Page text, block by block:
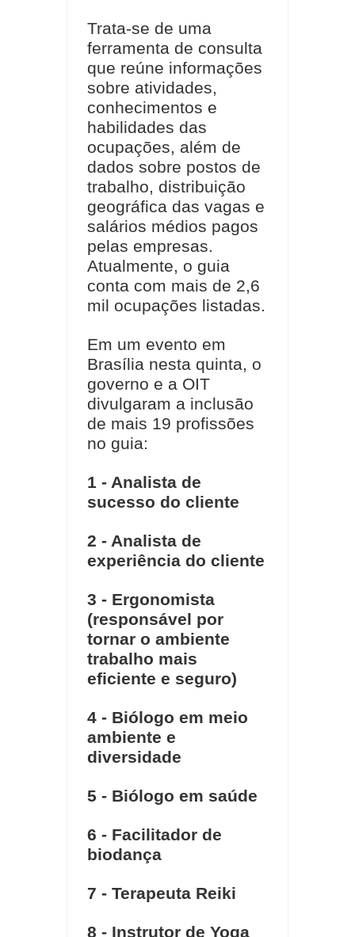
Trata-se de uma
ferramenta de consulta
que reúne informações
sobre atividades,
conhecimentos e
habilidades das
ocupações, além de
dados sobre postos de
trabalho, distribuição
geográfica das vagas e
salários médios pagos
pelas empresas.
Atualmente, o guia
conta com mais de 2,6
mil ocupações listadas.
Em um evento em
Brasília nesta quinta, o
governo e a OIT
divulgaram a inclusão
de mais 19 profissões
no guia:
1 - Analista de
sucesso do cliente
2 - Analista de
experiência do cliente
3 - Ergonomista
(responsável por
tornar o ambiente
trabalho mais
eficiente e seguro)
4 - Biólogo em meio
ambiente e
diversidade
5 - Biólogo em saúde
6 - Facilitador de
biodança
7 - Terapeuta Reiki
8 - Instrutor de Yoga